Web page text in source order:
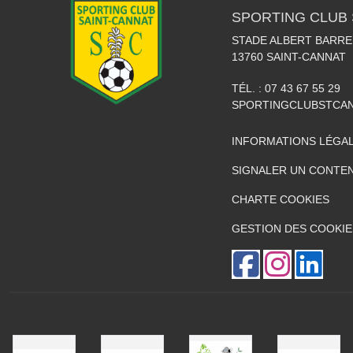
SPORTING CLUB
STADE ALBERT BARRE
13760 SAINT-CANNAT
TÉL. : 07 43 67 55 29
INFORMATIONS
SIGNALER UN
CHARTE COOKIES
GESTION DES